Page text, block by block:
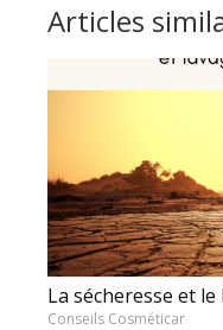
Articles
La sécheresse et
Conseils Cosméticar